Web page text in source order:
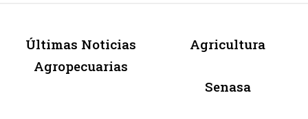
Últimas Noticias
Agropecuarias
Agricultura
Senasa